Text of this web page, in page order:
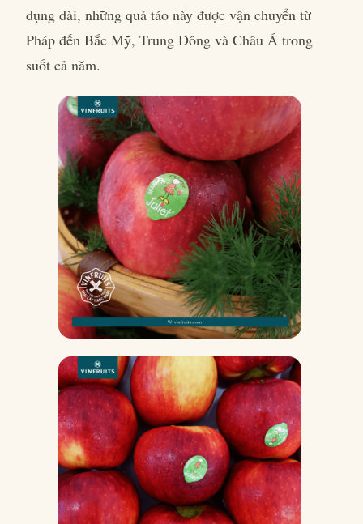
dụng dài, những quả táo này được vận chuyển từ
Pháp đến Bắc Mỹ, Trung Đông và Châu Á trong
suốt cả năm.